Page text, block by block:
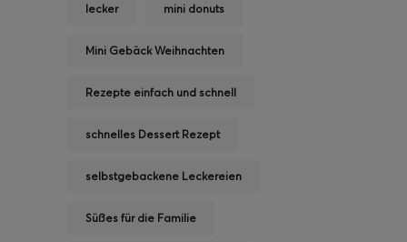
lecker mini donuts
Mini Gebäck Weihnachten
Rezepte einfach und schnell
schnelles Dessert Rezept
selbstgebackene Leckereien
Süßes für die Familie